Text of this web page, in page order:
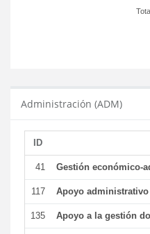
Administración (ADM)
ID
41 Gestión económico-
117 Apoyo
135 Apoyo a la gestión